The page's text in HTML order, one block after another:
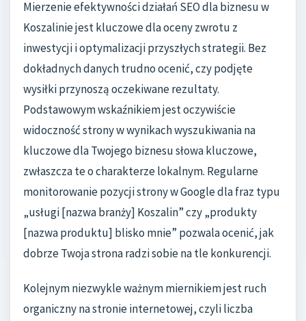
Mierzenie efektywności działań SEO dla biznesu w
Koszalinie jest kluczowe dla oceny zwrotu z
inwestycji i optymalizacji przyszłych strategii. Bez
dokładnych danych trudno ocenić, czy podjęte
wysiłki przynoszą oczekiwane rezultaty.
Podstawowym wskaźnikiem jest oczywiście
widoczność strony w wynikach wyszukiwania na
kluczowe dla Twojego biznesu słowa kluczowe,
zwłaszcza te o charakterze lokalnym. Regularne
monitorowanie pozycji strony w Google dla fraz typu
„usługi [nazwa branży] Koszalin” czy „produkty
[nazwa produktu] blisko mnie” pozwala ocenić, jak
dobrze Twoja strona radzi sobie na tle konkurencji.
Kolejnym niezwykle ważnym miernikiem jest ruch
organiczny na stronie internetowej, czyli liczba